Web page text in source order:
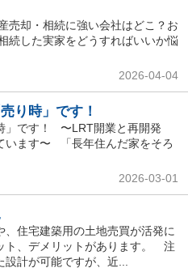
売却・相続に強い会社はどこ？お
続した実家をどうすればいいか悩
2026-04-04
り時」です！
」です！ 〜LRT開業と再開発
います〜 「長年住んだ家をそろ
2026-03-01
住宅建築用の土地売買が活発に
ト、デメリットがあります。 注
計が可能ですが、近...